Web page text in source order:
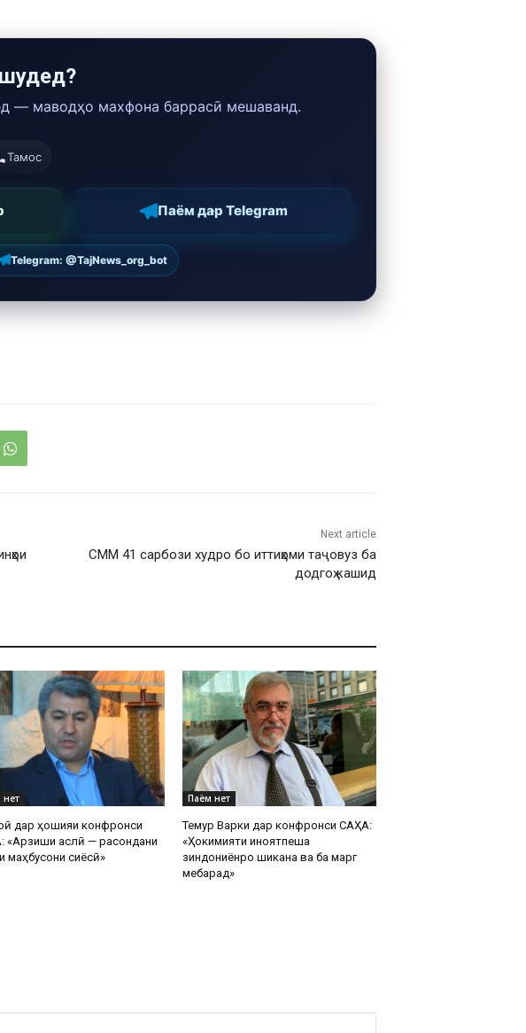
шудед?
— маводҳо махфона баррасӣ мешаванд.
Тамос
Паём дар Telegram
Telegram: @TajNews_org_bot
Next article
СММ 41 сарбози худро бо иттиҳоми таҷовуз ба
додгоҳ кашид
нет
дар ҳошияи конфронси
«Арзиши аслӣ — расондани
маҳбусони сиёсӣ»
Паём нет
Темур Варки дар конфронси САҲА:
«Ҳокимияти ҷиноятпеша
зиндониёнро шиканҷа ва ба марг
мебарад»